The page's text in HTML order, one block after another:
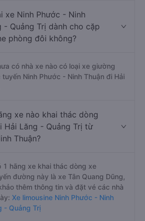
xe Ninh Phước - Ninh
- Quảng Trị dành cho cặp
phòng đôi không?
có nhà xe nào có loại xe giường
Ninh Phước - Ninh Thuận đi Hải
xe nào khai thác dòng
Hải Lăng - Quảng Trị từ
Thuận?
1 hãng xe khai thác dòng xe
đường này là xe Tân Quang Dũng,
thêm thông tin và đặt vé các nhà
Xe limousine Ninh Phước - Ninh
- Quảng Trị